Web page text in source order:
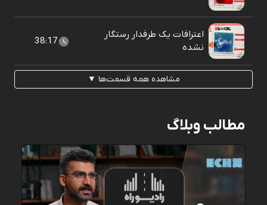
اعترافات یک طرفدار رستگار
نشده
38:17
مشاهده همه قسمت‌ها ▼
مطالب وبلاگ